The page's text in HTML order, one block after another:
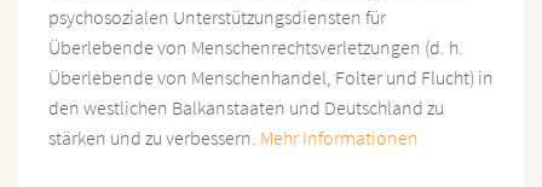
psychosozialen Unterstützungsdiensten für
Überlebende von Menschenrechtsverletzungen (d. h.
Überlebende von Menschenhandel, Folter und Flucht) in
den westlichen Balkanstaaten und Deutschland zu
stärken und zu verbessern. Mehr Informationen